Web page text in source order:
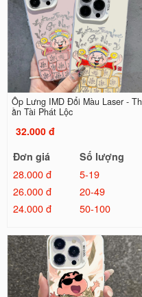
Ốp Lưng IMD Đổi Màu Laser - Th
ần Tài Phát Lộc
32.000 đ
Đơn giá
Số lượng
28.000 đ
5-19
26.000 đ
20-49
24.000 đ
50-100